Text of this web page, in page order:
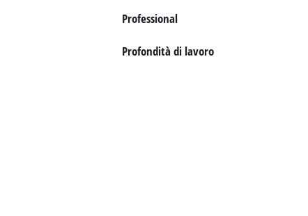
Professional
Profondità di lavoro